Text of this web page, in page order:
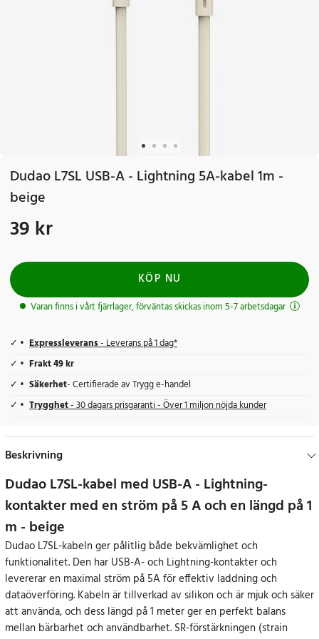
Dudao L7SL USB-A - Lightning 5A-kabel 1m -
beige
Pris: 39 kr
39 kr
KÖP NU
Varan finns i vårt fjärrlager, förväntas skickas inom 5-7 arbetsdagar
Expressleverans- Leverans på 1 dag*
Frakt 49 kr
Säkerhet- Certifierade av Trygg e-handel
Trygghet- 30 dagars prisgaranti - Över 1 miljon nöjda kunder
Beskrivning
Dudao L7SL-kabel med USB-A - Lightning-
kontakter med en ström på 5 A och en längd på 1
m - beige
Dudao L7SL-kabeln ger pålitlig både bekvämlighet och
funktionalitet. Den har USB-A- och Lightning-kontakter och
levererar en maximal ström på 5A för effektiv laddning och
dataöverföring. Kabeln är tillverkad av silikon och är mjuk och säker
att använda, och dess längd på 1 meter ger en perfekt balans
mellan bärbarhet och användbarhet. SR-förstärkningen (strain